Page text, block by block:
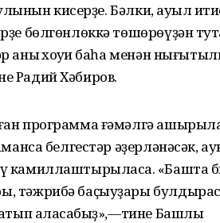
кисерҙе. Бәлки, ауыл
бөлгөнлөккә төшөрөүҙән
хоҡуҡи баһа менән
Радий Хәбиров.
программа ғәмәлгә
белгестәр әҙерләнәсәк,
камиллаштырыласаҡ. «Башта
тәжрибә баҫыуҙары
аласаҡбыҙ»,—тине Башлыҡ